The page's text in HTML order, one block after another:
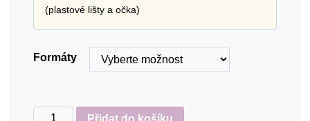
(plastové lišty a očka)
Formáty
Výukový
Přidat do košíku